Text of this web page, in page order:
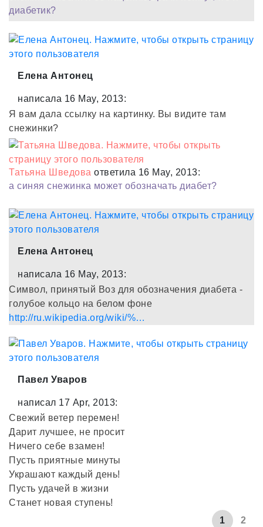
диабетик?
Елена Антонец
написала 16 May, 2013:
Я вам дала ссылку на картинку. Вы видите там
снежинки?
Татьяна Шведова ответила 16 May, 2013:
а синяя снежинка может обозначать диабет?
Елена Антонец
написала 16 May, 2013:
Символ, принятый Воз для обозначения диабета -
голубое кольцо на белом фоне
http://ru.wikipedia.org/wiki/%…
Павел Уваров
написал 17 Apr, 2013:
Свежий ветер перемен!
Дарит лучшее, не просит
Ничего себе взамен!
Пусть приятные минуты
Украшают каждый день!
Пусть удачей в жизни
Станет новая ступень!
1
2